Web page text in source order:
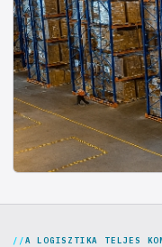
A LOGISZTIKA TELJES